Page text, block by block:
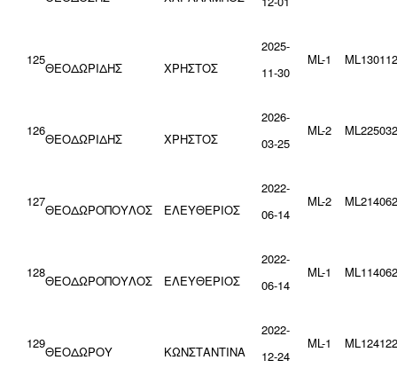
125
ΘΕΟΔΩΡΙΔΗΣ ΧΡΗΣΤΟΣ
2025-
11-30
ML-1
126
ΘΕΟΔΩΡΙΔΗΣ ΧΡΗΣΤΟΣ
2026-
03-25
ML-2
127
ΘΕΟΔΩΡΟΠΟΥΛΟΣ ΕΛΕΥΘΕΡΙΟΣ
2022-
06-14
ML-2
128
ΘΕΟΔΩΡΟΠΟΥΛΟΣ ΕΛΕΥΘΕΡΙΟΣ
2022-
06-14
ML-1
129
ΘΕΟΔΩΡΟΥ ΚΩΝΣΤΑΝΤΙΝΑ
2022-
12-24
ML-1